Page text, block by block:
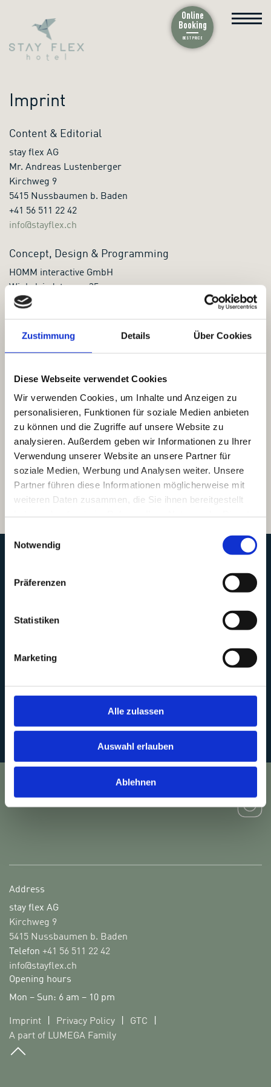
Zustimmung Details Über Cookies
Diese Webseite verwendet Cookies
Wir verwenden Cookies, um Inhalte und Anzeigen zu
personalisieren, Funktionen für soziale Medien anbieten
zu können und die Zugriffe auf unsere Website zu
analysieren. Außerdem geben wir Informationen zu Ihrer
Verwendung unserer Website an unsere Partner für
soziale Medien, Werbung und Analysen weiter. Unsere
Partner führen diese Informationen möglicherweise mit
weiteren Daten zusammen, die Sie ihnen bereitgestellt
Einwilligungsauswahl
Notwendig
Präferenzen
Statistiken
Marketing
Alle zulassen
Auswahl erlauben
Ablehnen
Online
Booking
BEST PRICE
Imprint
Content & Editorial
stay flex AG
Mr. Andreas Lustenberger
Kirchweg 9
5415 Nussbaumen b. Baden
+41 56 511 22 42
info@stayflex.ch
Concept, Design & Programming
HOMM interactive GmbH
Winkelriedstrasse 35
6003 Lucerne
to-date, complete, and correct, but assumes no warranty
(neither express nor implied) for the correctness,
completeness, and timeliness of the published information.
References and links to third-party websites are outside
the responsibility of stay flex AG. No liability or warranty
can be assumed for the correctness, completeness, and
legality of the content on these pages.
Address
stay flex AG
Kirchweg 9
5415 Nussbaumen b. Baden
Telefon +41 56 511 22 42
info@stayflex.ch
Opening hours
Mon – Sun: 6 am – 10 pm
Imprint Privacy Policy GTC
A part of LUMEGA Family